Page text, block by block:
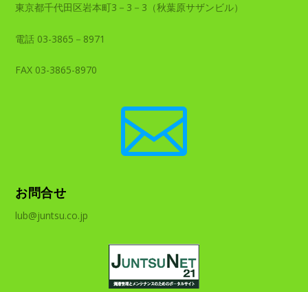
東京都千代田区岩本町3－3－3（秋葉原サザンビル）
電話 03-3865－8971
FAX 03-3865-8970

お問合せ
lub@juntsu.co.jp